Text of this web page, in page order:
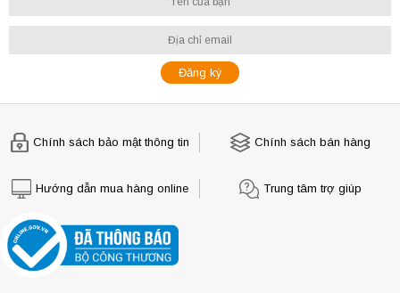
Chính sách bảo mật thông tin Chính sách bán hàng
Hướng dẫn mua hàng online Trung tâm trợ giúp